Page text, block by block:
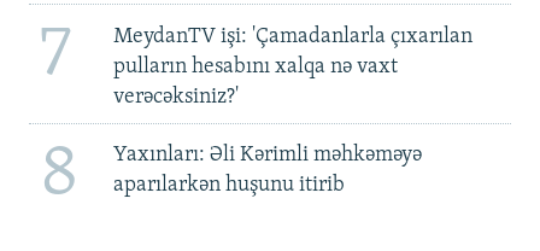
7
MeydanTV işi: 'Çamadanlarla çıxarılan
pulların hesabını xalqa nə vaxt
verəcəksiniz?'
8
Yaxınları: Əli Kərimli məhkəməyə
aparılarkən huşunu itirib